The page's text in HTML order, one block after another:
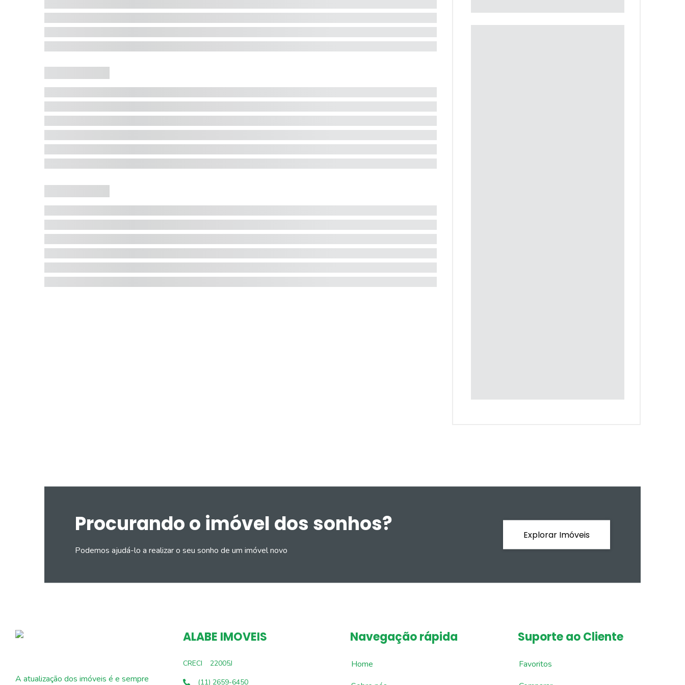
Procurando o imóvel dos sonhos?
Podemos ajudá-lo a realizar o seu sonho de um imóvel novo
Explorar Imóveis
A atualização dos imóveis é e sempre
ALABE IMOVEIS
CRECI
22005J
(11) 2659-6450
Navegação rápida
Home
Suporte ao Cliente
Favoritos